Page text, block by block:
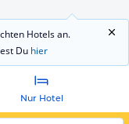
Hotels an.
Du hier
Nur Hotel